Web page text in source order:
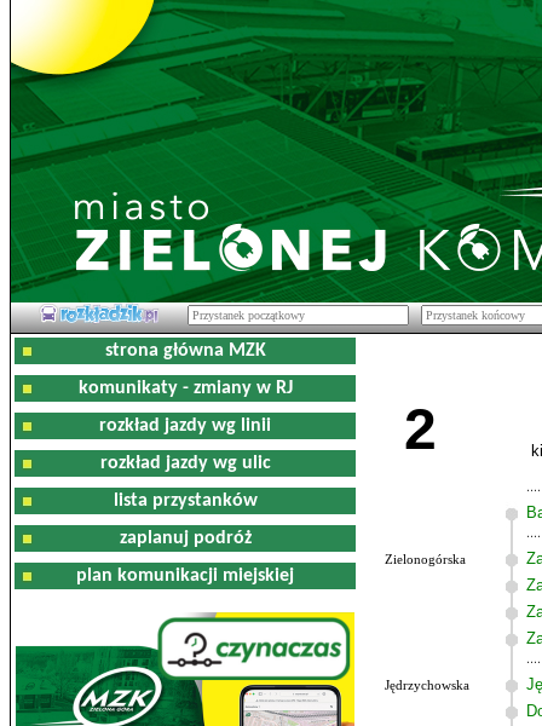
strona główna MZK
komunikaty - zmiany w RJ
rozkład jazdy wg linii
rozkład jazdy wg ulic
lista przystanków
zaplanuj podróż
plan komunikacji miejskiej
2
Zielonogórska
Jędrzychowska